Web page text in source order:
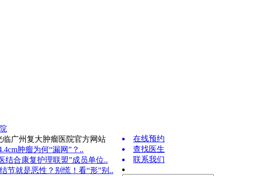
广州复大肿瘤医院官方网站
肿瘤为何“漏网”？..
结合康复护理联盟”成员单位..
节就是恶性？别慌！看“形”别..
在线预约
查找医生
联系我们